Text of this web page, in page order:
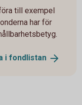
till exempel
har för
i fondlistan